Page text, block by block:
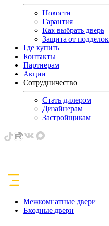
Новости
Гарантия
Как выбрать дверь
Защита от подделок
Где купить
Контакты
Партнерам
Акции
Сотрудничество
Стать дилером
Дизайнерам
Застройщикам
Межкомнатные двери
Входные двери